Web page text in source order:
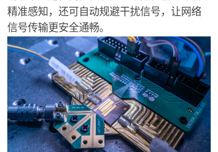
精准感知，还可自动规避干扰信号，让网络
信号传输更安全通畅。